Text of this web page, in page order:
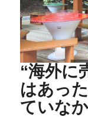
“海外に
はあっ
ていな